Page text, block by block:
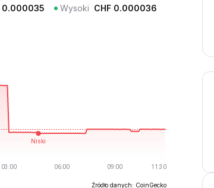
0.000035 Wysoki CHF 0.000036
Źródło danych: CoinGecko